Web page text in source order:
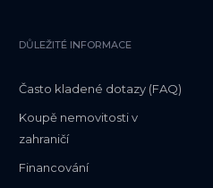
DŮLEŽITÉ INFORMACE
Často kladené dotazy (FAQ)
Koupě nemovitosti v
zahraničí
Financování